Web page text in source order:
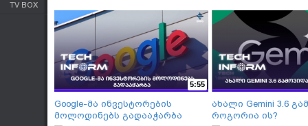
TV BOX
5:55
Google-მა ინვესტორების
მოლოდინებს გადააჭარბა
ახალი Gemini 3.6
როგორია ის?